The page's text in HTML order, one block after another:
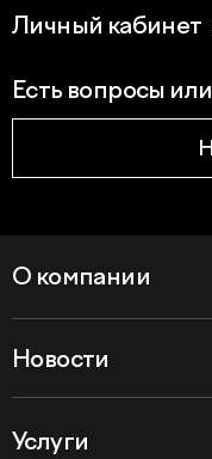
Личный кабинет
Есть вопросы
О компании
Новости
Услуги